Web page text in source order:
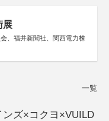
展
、福井新聞社、関西電力株
一覧
ンズ×コクヨ×VUILD